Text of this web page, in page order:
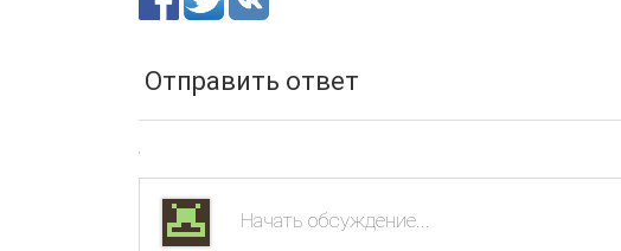
Отправить ответ